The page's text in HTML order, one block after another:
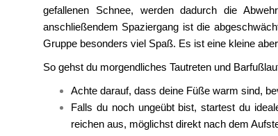
gefallenen Schnee, werden dadurch die
anschließendem Spaziergang ist die
Gruppe besonders viel Spaß. Es ist eine kleine
So gehst du morgendliches Tautreten und
Achte darauf, dass deine Füße warm sind,
Falls du noch ungeübt bist, startest du
reichen aus, möglichst direkt nach dem